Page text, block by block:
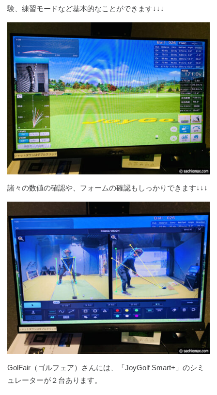
験、練習モードなど基本的なことができます↓↓↓
諸々の数値の確認や、フォームの確認もしっかりできます↓↓↓
GolFair（ゴルフェア）さんには、「JoyGolf Smart+」のシミ
ュレーターが２台あります。